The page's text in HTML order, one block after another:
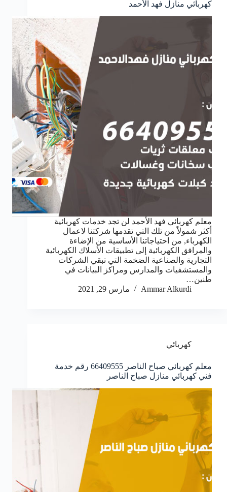
كهربائي منازل فهد الأحمد
معلم كهربائي فهد الأحمد لن تجد خدمات كهربائية
أكثر شمولاً من تلك التي تقدمها شركتنا لاعمال
الكهرباء, من احتياجاتنا الأساسية من الإضاءة
والمرافق الكهربائية إلى تطبيقات الأسلاك الكهربائية
التجارية والصناعية الضخمة التي تبقي الشركات
والمستشفيات والمدارس ومراكز البيانات في
طنين…
Ammar Alkurdi
مارس 29, 2021
كهربائي
معلم كهربائي صباح الناصر 66409555 رقم خدمة
فني كهربائي منازل صباح الناصر